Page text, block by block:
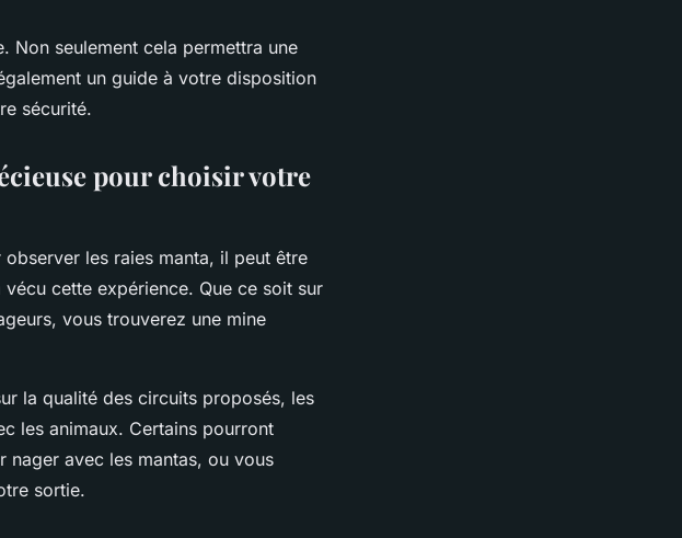
Non seulement cela permettra une
un guide à votre disposition
sécurité.
pour choisir votre
observer les raies manta, il peut être
cette expérience. Que ce soit sur
vous trouverez une mine
la qualité des circuits proposés, les
les animaux. Certains pourront
nager avec les mantas, ou vous
sortie.